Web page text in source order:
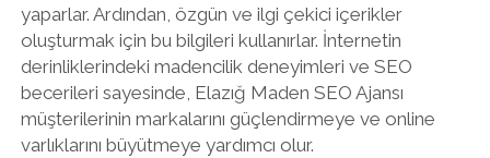
yaparlar. Ardından, özgün ve ilgi çekici içerikler
oluşturmak için bu bilgileri kullanırlar. İnternetin
derinliklerindeki madencilik deneyimleri ve SEO
becerileri sayesinde, Elazığ Maden SEO Ajansı
müşterilerinin markalarını güçlendirmeye ve online
varlıklarını büyütmeye yardımcı olur.